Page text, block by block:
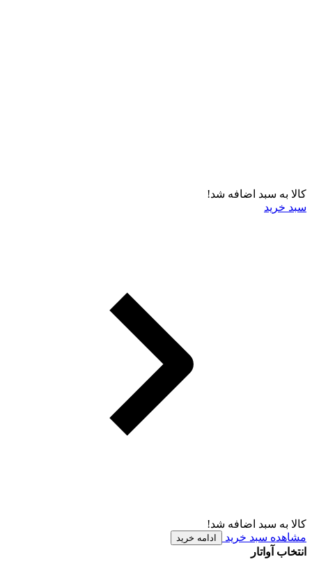
کالا به سبد اضافه شد!
سبد خرید
کالا به سبد اضافه شد!
مشاهده سبد خرید
ادامه خرید
انتخاب آواتار